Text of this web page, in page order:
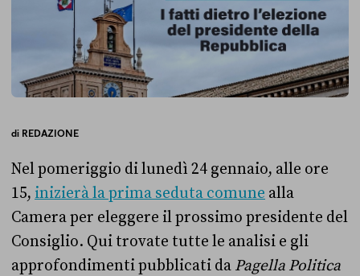
di REDAZIONE
Nel pomeriggio di lunedì 24 gennaio, alle ore
15, inizierà la prima seduta comune alla
Camera per eleggere il prossimo presidente del
Consiglio. Qui trovate tutte le analisi e gli
approfondimenti pubblicati da Pagella Politica